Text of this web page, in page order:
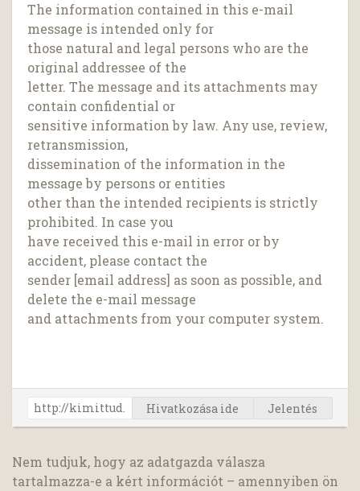
The information contained in this e-mail
message is intended only for
those natural and legal persons who are the
original addressee of the
letter. The message and its attachments may
contain confidential or
sensitive information by law. Any use, review,
retransmission,
dissemination of the information in the
message by persons or entities
other than the intended recipients is strictly
prohibited. In case you
have received this e-mail in error or by
accident, please contact the
sender [email address] as soon as possible, and
delete the e-mail message
and attachments from your computer system.
Hivatkozása ide Jelentés
Nem tudjuk, hogy az adatgazda válasza
tartalmazza-e a kért információt – amennyiben ön